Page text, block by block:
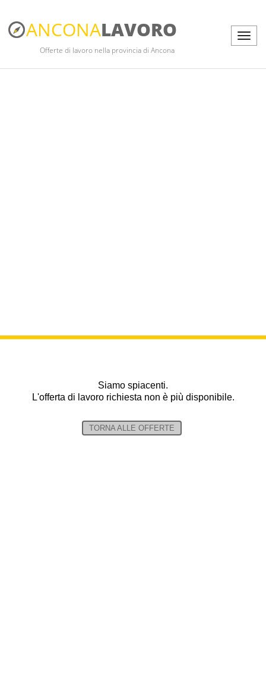
ANCONALAVORO
Offerte di lavoro nella provincia di Ancona
Siamo spiacenti.
L'offerta di lavoro richiesta non è più disponibile.
TORNA ALLE OFFERTE